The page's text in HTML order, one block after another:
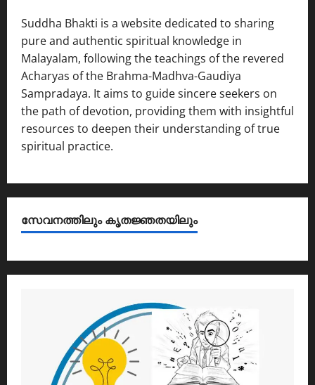
Suddha Bhakti is a website dedicated to sharing
pure and authentic spiritual knowledge in
Malayalam, following the teachings of the revered
Acharyas of the Brahma-Madhva-Gaudiya
Sampradaya. It aims to guide sincere seekers on
the path of devotion, providing them with insightful
resources to deepen their understanding of true
spiritual practice.
സേവനത്തിലും കൃതജ്ഞതയിലും